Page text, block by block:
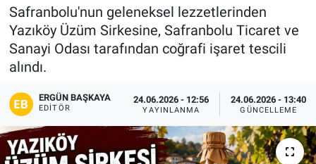
Safranbolu'nun geleneksel lezzetlerinden
Yazıköy Üzüm Sirkesine, Safranbolu Ticaret ve
Sanayi Odası tarafından coğrafi işaret tescili
alındı.
ERGÜN BAŞKAYA
EDITÖR
24.06.2026 - 12:56
YAYINLANMA
24.06.2026 - 13:40
GÜNCELLEME